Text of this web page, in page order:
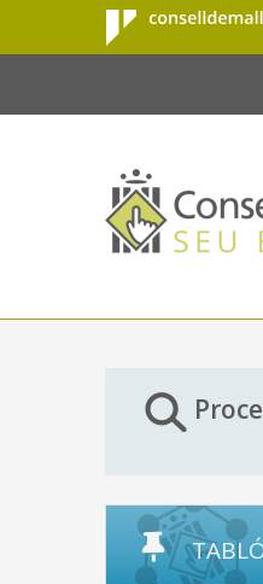
Saltar al contenido principal
Consell
Mallorca